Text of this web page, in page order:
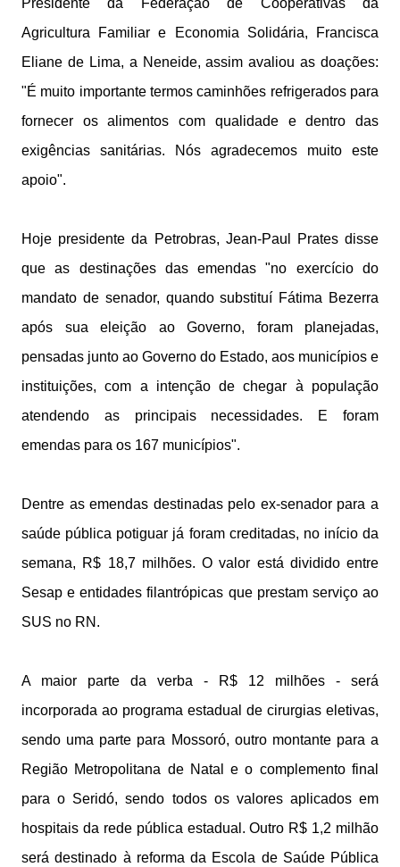
Presidente da Federação de Cooperativas da
Agricultura Familiar e Economia Solidária, Francisca
Eliane de Lima, a Neneide, assim avaliou as doações:
"É muito importante termos caminhões refrigerados para
fornecer os alimentos com qualidade e dentro das
exigências sanitárias. Nós agradecemos muito este
apoio".
Hoje presidente da Petrobras, Jean-Paul Prates disse
que as destinações das emendas "no exercício do
mandato de senador, quando substituí Fátima Bezerra
após sua eleição ao Governo, foram planejadas,
pensadas junto ao Governo do Estado, aos municípios e
instituições, com a intenção de chegar à população
atendendo as principais necessidades. E foram
emendas para os 167 municípios".
Dentre as emendas destinadas pelo ex-senador para a
saúde pública potiguar já foram creditadas, no início da
semana, R$ 18,7 milhões. O valor está dividido entre
Sesap e entidades filantrópicas que prestam serviço ao
SUS no RN.
A maior parte da verba - R$ 12 milhões - será
incorporada ao programa estadual de cirurgias eletivas,
sendo uma parte para Mossoró, outro montante para a
Região Metropolitana de Natal e o complemento final
para o Seridó, sendo todos os valores aplicados em
hospitais da rede pública estadual. Outro R$ 1,2 milhão
será destinado à reforma da Escola de Saúde Pública